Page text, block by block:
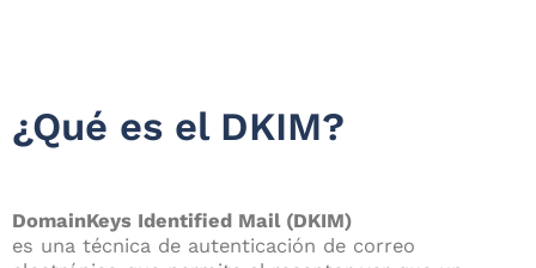
¿Qué es el DKIM?
DomainKeys Identified Mail (DKIM)
es una técnica de autenticación de correo